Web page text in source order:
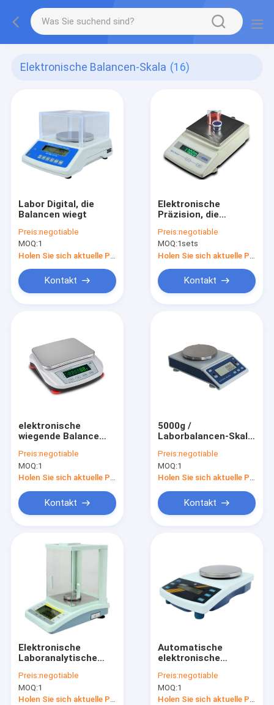
Elektronische Balancen-Skala (16)
Labor Digital, die
Balancen wiegt
Preis:negotiable
MOQ:1
Kontakt
Elektronische
Präzision, die
Preis:negotiable
MOQ:1sets
Kontakt
elektronische
wiegende Balance
Preis:negotiable
MOQ:1
Kontakt
5000g /
Laborbalancen-Skala
chemische
Preis:negotiable
MOQ:1
Kontakt
Elektronische
Laboranalytische
Genauigkeits-0.1mg
Preis:negotiable
MOQ:1
Holen Sie sich aktuelle Preis
Automatische
elektronische
Kalibrierungs-6kg
0.1g
Preis:negotiable
MOQ:1
Holen Sie sich aktuelle Preis